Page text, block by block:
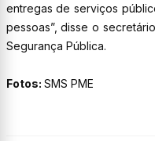
entregas de serviços
pessoas”, disse o
Segurança Pública.
Fotos: SMS PME